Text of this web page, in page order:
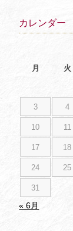
カレンダー
月 火
3 4
10 11
17 18
24 25
31
« 6月